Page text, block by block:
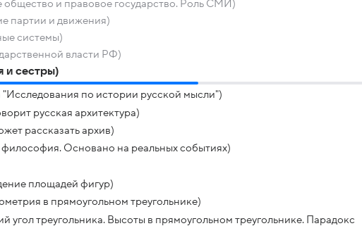
и правовое государство. Роль СМИ)
партии и движения)
системы)
власти РФ)
и сестры)
по истории русской мысли")
русская архитектура)
рассказать архив)
Основано на реальных событиях)
площадей фигур)
в прямоугольном треугольнике)
угол треугольника. Высоты в прямоугольном треугольнике. Парадокс